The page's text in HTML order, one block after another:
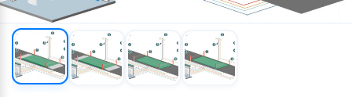
Электроника
Все для дома
Хобби и отдых